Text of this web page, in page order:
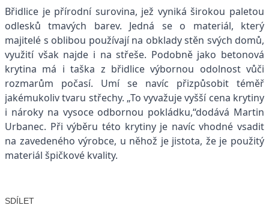
Břidlice je přírodní surovina, jež vyniká širokou paletou
odlesků tmavých barev. Jedná se o materiál, který
majitelé s oblibou používají na obklady stěn svých domů,
využití však najde i na střeše. Podobně jako betonová
krytina má i taška z břidlice výbornou odolnost vůči
rozmarům počasí. Umí se navíc přizpůsobit téměř
jakémukoliv tvaru střechy. „To vyvažuje vyšší cena krytiny
i nároky na vysoce odbornou pokládku,“dodává Martin
Urbanec. Při výběru této krytiny je navíc vhodné vsadit
na zavedeného výrobce, u něhož je jistota, že je použitý
materiál špičkové kvality.
SDÍLET